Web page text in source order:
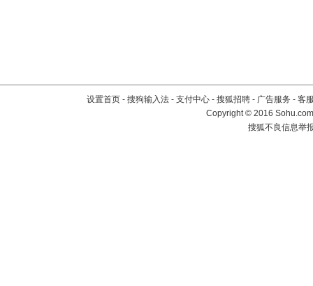
设置首页 - 搜狗输入法 - 支付中心 - 搜狐招聘 - 广告服务 - 客
Copyright©2016
搜狐不良信息举